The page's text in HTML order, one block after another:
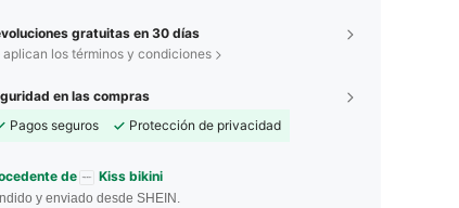
gratuitas en 30 días
aplican los términos y condiciones
en las compras
Pagos seguros
Protección de privacidad
de Kiss bikini
y enviado desde SHEIN.